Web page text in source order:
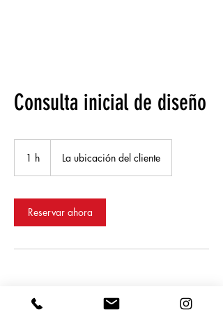
Consulta inicial de diseño
1 h La ubicación del cliente
Reservar ahora